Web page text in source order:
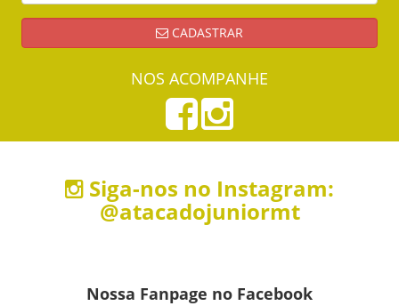
CADASTRAR
NOS ACOMPANHE
Siga-nos no Instagram:
@atacadojuniormt
Nossa Fanpage no Facebook